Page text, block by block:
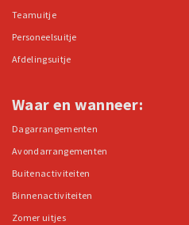
Teamuitje
Personeelsuitje
Afdelingsuitje
Waar en wanneer:
Dagarrangementen
Avondarrangementen
Buitenactiviteiten
Binnenactiviteiten
Zomer uitjes